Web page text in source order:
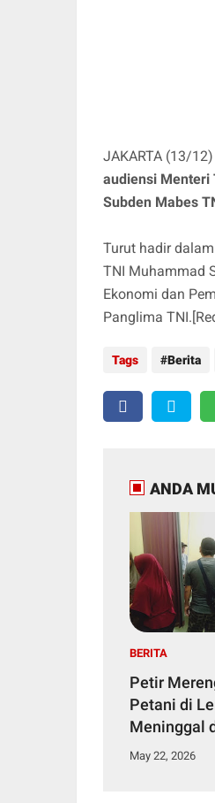
JAKARTA (13/
audiensi Menteri
Subden Mabes
Turut hadir
TNI Muhammad
Ekonomi dan
Panglima
Tags Berita
ANDA
BERITA
Petir
Petani di
Meninggal
Dirawat
May 22, 2026